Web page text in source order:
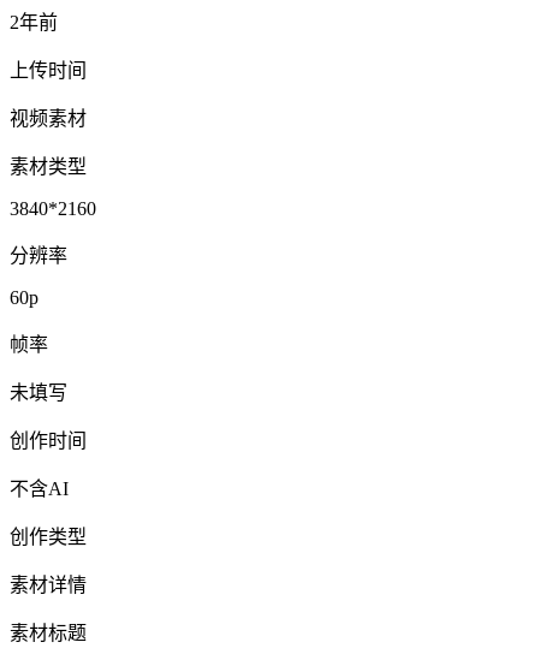
2年前
上传时间
视频素材
素材类型
3840*2160
分辨率
60p
帧率
未填写
创作时间
不含AI
创作类型
素材详情
素材标题